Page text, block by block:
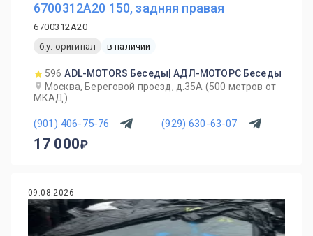
6700312A20 150, задняя правая
6700312A20
б.у. оригинал
в наличии
596 ADL-MOTORS Беседы| АДЛ-МОТОРС Беседы
Москва, Береговой проезд, д.35А (500 метров от
МКАД)
(901) 406-75-76 (929) 630-63-07
17 000
09.08.2026